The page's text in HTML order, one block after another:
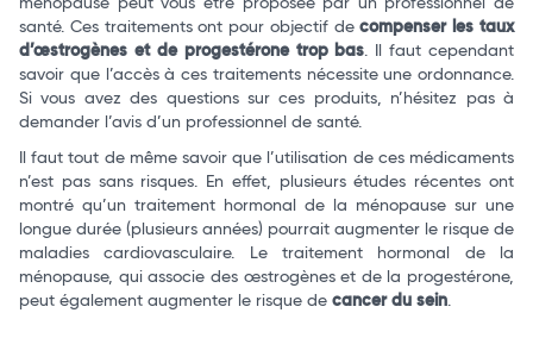
ménopause peut vous être proposée par un professionnel de
santé. Ces traitements ont pour objectif decompenser les taux
d’œstrogènes et de progestérone trop bas. Il faut cependant
savoir que l’accès à ces traitements nécessite une ordonnance.
Si vous avez des questions sur ces produits, n’hésitez pas à
demander l’avis d’un professionnel de santé.
Il faut tout de même savoir que l’utilisation de ces médicaments
n’est pas sans risques. En effet, plusieurs études récentes ont
montré qu’un traitement hormonal de la ménopause sur une
longue durée (plusieurs années) pourrait augmenter le risque de
maladies cardiovasculaire. Le traitement hormonal de la
ménopause, qui associe des œstrogènes et de la progestérone,
peut également augmenter le risque de cancer du sein.